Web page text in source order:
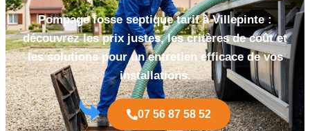
Pompage fosse septique tarif à Villepinte :
découvrez les prix justes, les critères de coût et
les solutions pour un entretien efficace de vos
installations.
07 56 87 58 52